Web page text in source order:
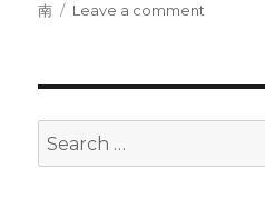
南
Leave a comment
裔
Search
for: